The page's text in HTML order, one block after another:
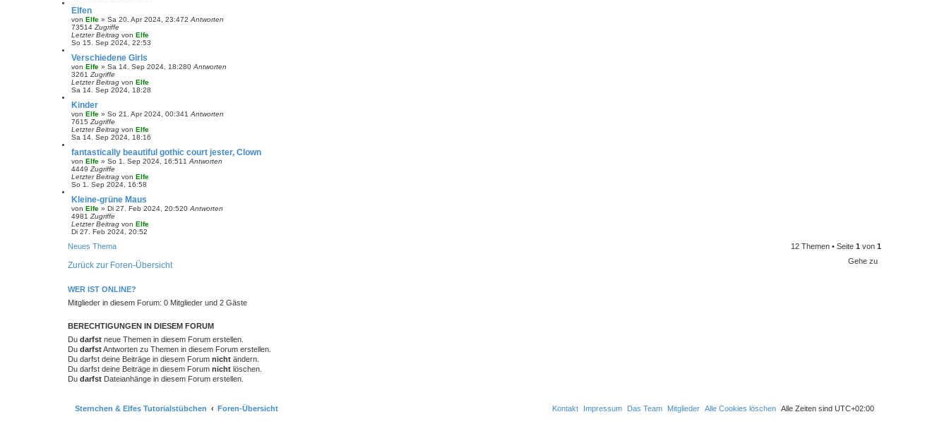
Elfen
von Elfe » Sa 20. Apr 2024, 23:472 Antworten
73514 Zugriffe
Letzter Beitrag von Elfe
So 15. Sep 2024, 22:53
Verschiedene Girls
von Elfe » Sa 14. Sep 2024, 18:280 Antworten
3261 Zugriffe
Letzter Beitrag von Elfe
Sa 14. Sep 2024, 18:28
Kinder
von Elfe » So 21. Apr 2024, 00:341 Antworten
7615 Zugriffe
Letzter Beitrag von Elfe
Sa 14. Sep 2024, 18:16
fantastically beautiful gothic court jester, Clown
von Elfe » So 1. Sep 2024, 16:51 1 Antworten
4449 Zugriffe
Letzter Beitrag von Elfe
So 1. Sep 2024, 16:58
Kleine-grüne Maus
von Elfe » Di 27. Feb 2024, 20:520 Antworten
4981 Zugriffe
Letzter Beitrag von Elfe
Di 27. Feb 2024, 20:52
Neues Thema 12 Themen • Seite 1 von 1
Zurück zur Foren-Übersicht Gehe zu
WER IST ONLINE?
Mitglieder in diesem Forum: 0 Mitglieder und 2 Gäste
BERECHTIGUNGEN IN DIESEM FORUM
Du darfst neue Themen in diesem Forum erstellen.
Du darfstAntworten zu Themen in diesem Forum erstellen.
Du darfst deine Beiträge in diesem Forum nicht ändern.
Du darfst deine Beiträge in diesem Forum nicht löschen.
Du darfst Dateianhänge in diesem Forum erstellen.
Sternchen & Elfes Tutorialstübchen Foren-Übersicht Alle Zeiten sind UTC+02:00
Alle Cookies löschen
Mitglieder
Das Team
Impressum
Kontakt